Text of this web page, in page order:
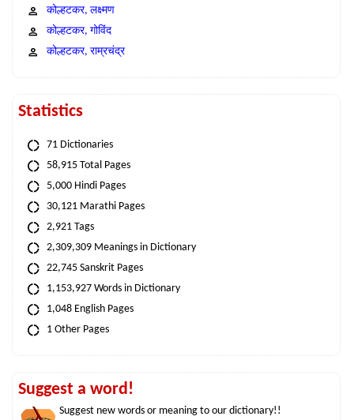
कोल्हटकर, लक्ष्मण
कोल्हटकर, गोविंद
कोल्हटकर, राम्रचंद्र
Statistics
71 Dictionaries
58,915 Total Pages
5,000 Hindi Pages
30,121 Marathi Pages
2,921 Tags
2,309,309 Meanings in Dictionary
22,745 Sanskrit Pages
1,153,927 Words in Dictionary
1,048 English Pages
1 Other Pages
Suggest a word!
Suggest new words or meaning to our dictionary!!